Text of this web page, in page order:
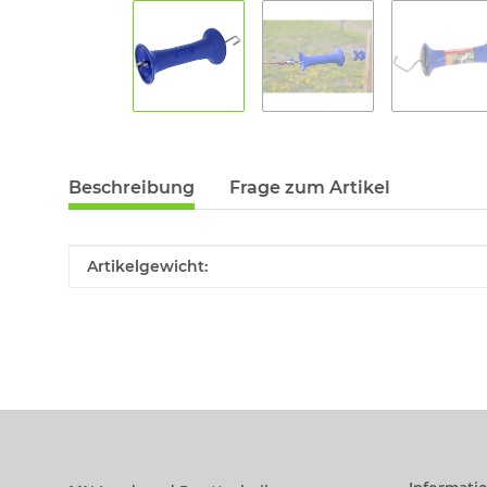
Beschreibung Frage zum Artikel
Produkteigenschaft
Wert
Artikelgewicht: